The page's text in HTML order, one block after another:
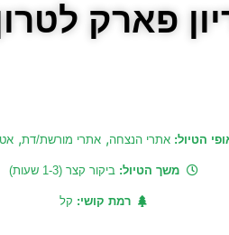
פארק
הטיול: אתרי הנצחה, אתרי מורשת/דת,
משך הטיול:ביקור קצר (1-3 שעות)
רמת קושי: קל